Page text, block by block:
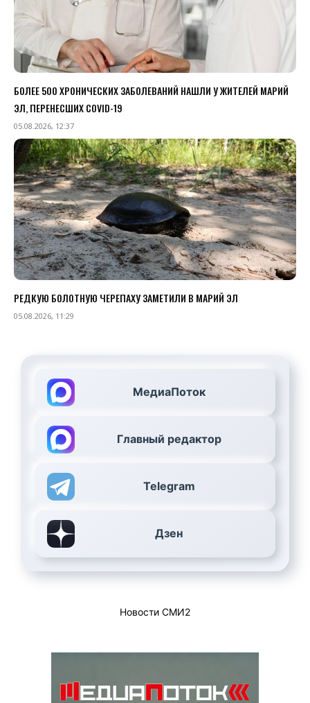
БОЛЕЕ 500 ХРОНИЧЕСКИХ ЗАБОЛЕВАНИЙ НАШЛИ У ЖИТЕЛЕЙ МАРИЙ
ЭЛ, ПЕРЕНЕСШИХ COVID-19
05.08.2026, 12:37
РЕДКУЮ БОЛОТНУЮ ЧЕРЕПАХУ ЗАМЕТИЛИ В МАРИЙ ЭЛ
05.08.2026, 11:29
МедиаПоток
Главный редактор
Telegram
Дзен
Новости СМИ2